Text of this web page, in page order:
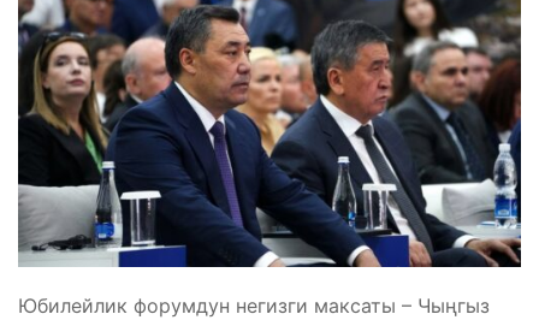
Юбилейлик форумдун негизги максаты – Чыңгыз